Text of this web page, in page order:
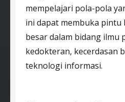
mempelajari pola-pola
ini dapat membuka pintu
besar dalam bidang ilmu
kedokteran, kecerdasan
teknologi informasi.